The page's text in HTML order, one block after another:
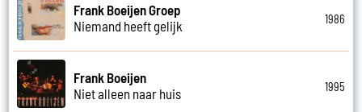
Frank Boeijen Groep
Niemand heeft gelijk
1986
Frank Boeijen
Niet alleen naar huis
1995